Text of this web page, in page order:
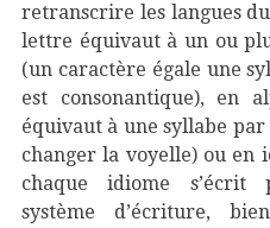
retranscrire les langues
lettre équivaut à un ou
(un caractère égale une
est consonantique), en
équivaut à une syllabe
changer la voyelle) ou en
chaque idiome s’écrit
système d’écriture,